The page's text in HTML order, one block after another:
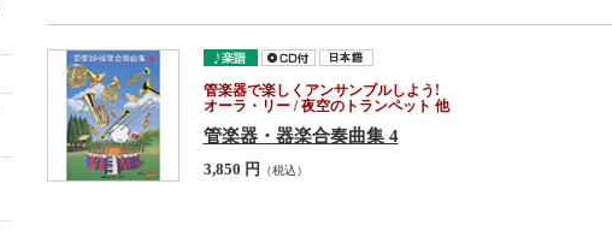
管楽器で楽しくアンサンブルしよう!
オーラ・リー / 夜空のトランペット 他
管楽器・器楽合奏曲集 4
3,850 円 （税込）